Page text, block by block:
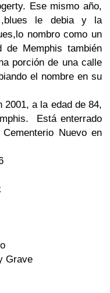
Ese mismo año,
le debia y la
nombro como un
Memphis también
porción de una calle
el nombre en su
a la edad de 84,
Está enterrado
Nuevo en
Grave